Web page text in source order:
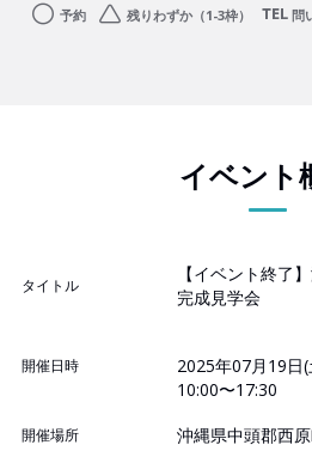
予約 残りわずか（1-3枠） 問
イベント
タイトル
【イベント終了
完成見学会
開催日時
2025年07月19日
10:00〜17:30
開催場所 沖縄県中頭郡西